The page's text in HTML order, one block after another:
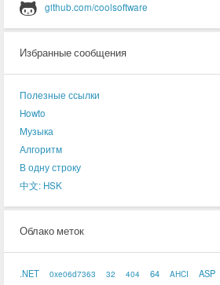
github.com/coolsoftware
Избранные сообщения
Полезные ссылки
Howto
Музыка
Алгоритм
В одну строку
中文: HSK
Облако меток
.NET 0xe06d7363 32 404 64 AHCI ASP